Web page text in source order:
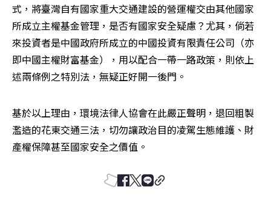
式，將臺灣自有國家重大交通建設的營運權交由其他國家
所成立主權基金管理，是否有國家安全疑慮？尤其，倘若
來投資者是中國政府所成立的中國投資有限責任公司（亦
即中國主權財富基金），用以配合一帶一路政策，則依上
述兩條例之特別法，無疑正好開一後門。
基於以上理由，環境法律人協會在此嚴正聲明，退回粗製
濫造的花東交通三法，切勿讓政治目的凌駕生態維護、財
產權保障甚至國家安全之價值。